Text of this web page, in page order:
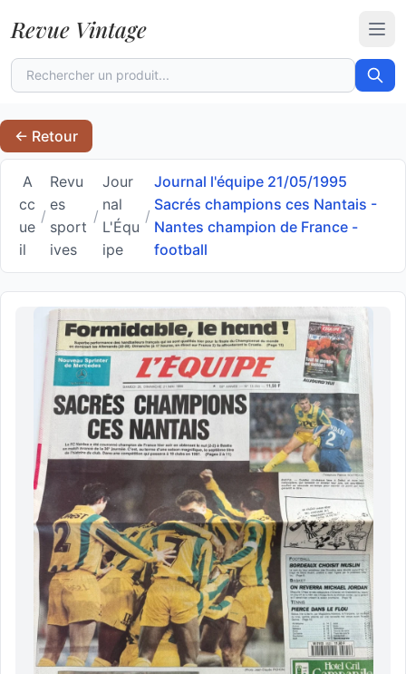
Revue Vintage
← Retour
A
cc
ue
il
/
Revu
es
sport
ives
/
Jour
nal
L'Équ
ipe
/
Journal l'équipe 21/05/1995
Sacrés champions ces Nantais -
Nantes champion de France -
football